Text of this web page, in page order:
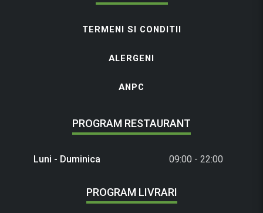
TERMENI SI CONDITII
ALERGENI
ANPC
PROGRAM RESTAURANT
Luni - Duminica 09:00 - 22:00
PROGRAM LIVRARI